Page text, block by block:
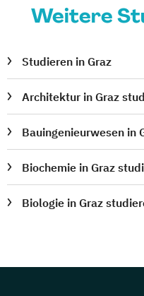
Public Relations
Bildungsberatung
Soziale Arbeit
Soziale Arbeit
Jugendliche
Supply Chain
Weitere
Studieren in Graz
Architektur in Graz
Bauingenieurwesen in
Biochemie in Graz
Biologie in Graz